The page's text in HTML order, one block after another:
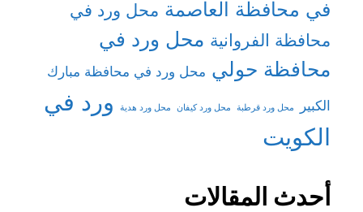
في محافظة العاصمة محل ورد في
محافظة الفروانية محل ورد في
محافظة حولي محل ورد في محافظة مبارك
الكبير
محل ورد قرطبة محل ورد كيفان محل ورد هدية
ورد في
الكويت
أحدث المقالات